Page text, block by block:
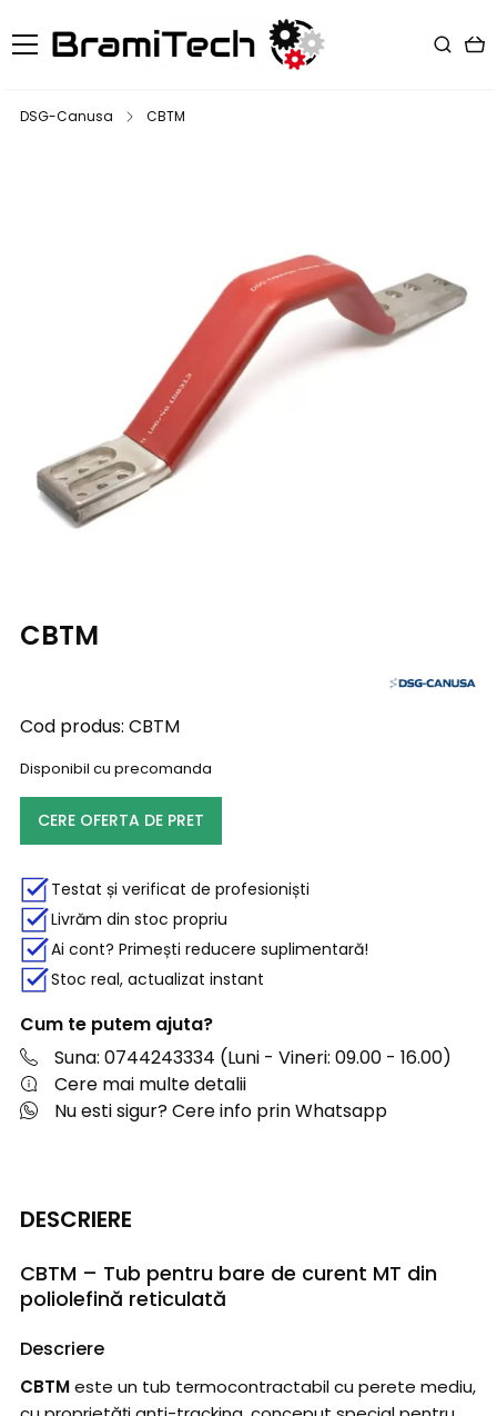
DSG-Canusa CBTM
CBTM
Cod produs: CBTM
Disponibil cu precomanda
CERE OFERTA DE PRET
Testat și verificat de profesioniști
Livrăm din stoc propriu
Ai cont? Primești reducere suplimentară!
Stoc real, actualizat instant
Cum te putem ajuta?
Suna: 0744243334 (Luni - Vineri: 09.00 - 16.00)
Cere mai multe detalii
Nu esti sigur? Cere info prin Whatsapp
DESCRIERE
CBTM – Tub pentru bare de curent MT din
poliolefină reticulată
Descriere
CBTMeste un tub termocontractabil cu perete mediu,